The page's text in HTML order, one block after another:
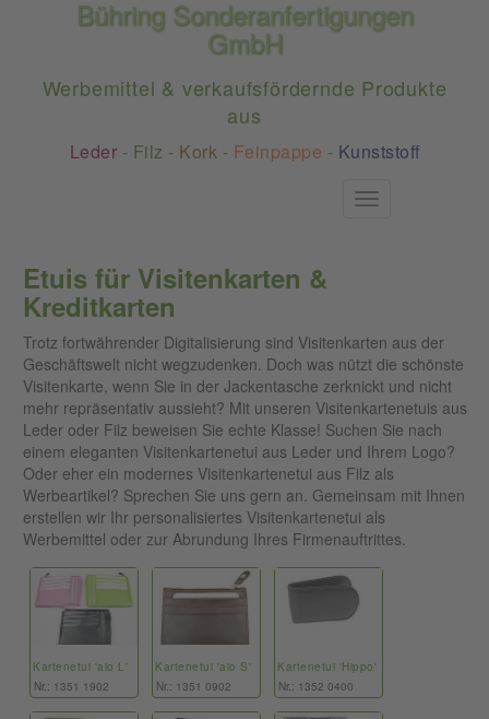
Bühring Sonderanfertigungen
GmbH
Werbemittel & verkaufsfördernde Produkte
aus
Leder - Filz - Kork - Feinpappe - Kunststoff
Toggle
Etuis für Visitenkarten &
Kreditkarten
Trotz fortwährender Digitalisierung sind Visitenkarten aus der
Geschäftswelt nicht wegzudenken. Doch was nützt die schönste
Visitenkarte, wenn Sie in der Jackentasche zerknickt und nicht
mehr repräsentativ aussieht? Mit unseren Visitenkartenetuis aus
Leder oder Filz beweisen Sie echte Klasse! Suchen Sie nach
einem eleganten Visitenkartenetui aus Leder und Ihrem Logo?
Oder eher ein modernes Visitenkartenetui aus Filz als
Werbeartikel? Sprechen Sie uns gern an. Gemeinsam mit Ihnen
erstellen wir Ihr personalisiertes Visitenkartenetui als
Werbemittel oder zur Abrundung Ihres Firmenauftrittes.
Kartenetui 'aio L'
Nr.: 1351 1902
Kartenetui 'aio S'
Nr.: 1351 0902
Kartenetui 'Hippo'
Nr.: 1352 0400